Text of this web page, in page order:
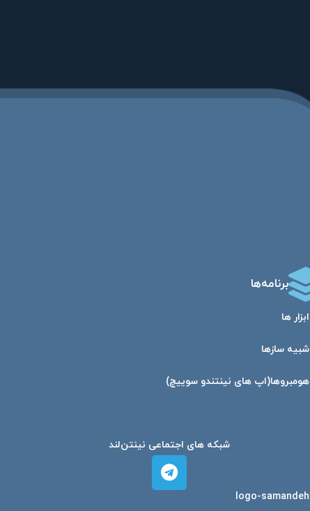
برنامه‌ها
ابزار ها
شبیه ساز‌ها
هومبرو‌ها(اپ های نینتندو سوییچ)
شبکه های اجتماعی نینتن‌لند